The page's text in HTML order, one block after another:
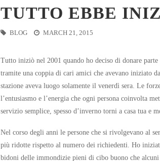
TUTTO EBBE
BLOG MARCH 21, 2015
Tutto iniziò nel 2001 quando ho deciso di donare
tramite una coppia di cari amici che avevano iniziato
stazione aveva luogo solamente il venerdì sera. Le
l’entusiasmo e l’energia che ogni persona coinvolta
servizio semplice, spesso d’inverno torni a casa tua e
Nel corso degli anni le persone che si rivolgevano al
più ridotte rispetto al numero dei richiedenti. Ho
bidoni delle immondizie pieni di cibo buono che alcuni